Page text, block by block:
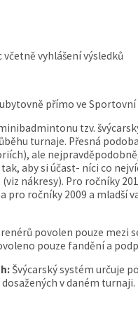
vyhlášení výsledků
přímo ve Sportovní
tzv.
turnaje. Přesná
ale
aby si účast- níci co
nákresy). Pro ročníky
pro ročníky 2009 a mladší
povolen pouze mezi
pouze fandění a
Švýcarský systém určuje
v daném